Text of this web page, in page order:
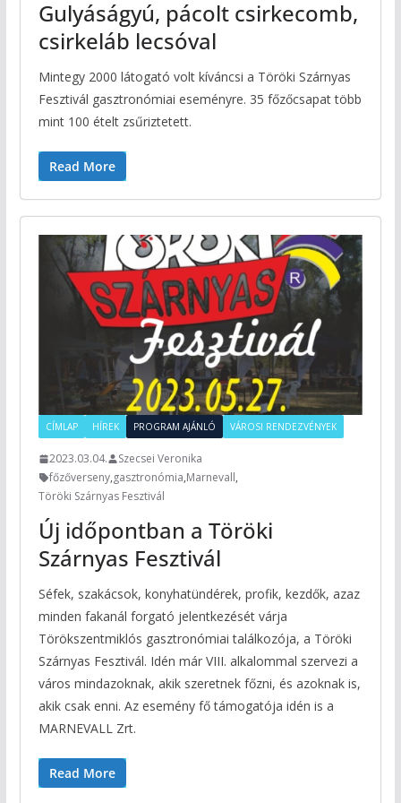
Gulyáságyú, pácolt csirkecomb,
csirkeláb lecsóval
Mintegy 2000 látogató volt kíváncsi a Töröki Szárnyas
Fesztivál gasztronómiai eseményre. 35 főzőcsapat több
mint 100 ételt zsűriztetett.
Read More
CÍMLAP HÍREK PROGRAM AJÁNLÓ VÁROSI RENDEZVÉNYEK
2023.03.04.
Szecsei Veronika
főzőverseny,gasztronómia,Marnevall,
Töröki Szárnyas Fesztivál
Új időpontban a Töröki
Szárnyas Fesztivál
Séfek, szakácsok, konyhatündérek, profik, kezdők, azaz
minden fakanál forgató jelentkezését várja
Törökszentmiklós gasztronómiai találkozója, a Töröki
Szárnyas Fesztivál. Idén már VIII. alkalommal szervezi a
város mindazoknak, akik szeretnek főzni, és azoknak is,
akik csak enni. Az esemény fő támogatója idén is a
MARNEVALL Zrt.
Read More